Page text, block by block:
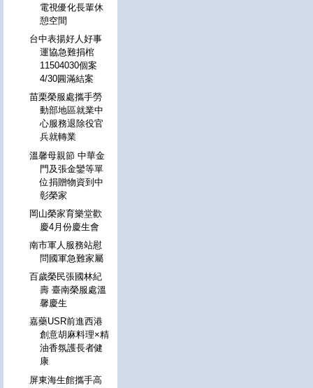
電視優化長輩休
憩空間
台中表揚好人好事
運協急難捐棺
11504030個案
4/30圓滿結案
苗栗榮服處攜手勞
動部地區就業中
心服務退除役官
兵就轉業
溫馨母親節 中華金
門及張金鑾等單
位捐贈物資到中
彰榮家
岡山榮家育樂堂歡
慶4月份慶生會
南市軍人服務站慰
問國軍急難家屬
百歲榮民張國林紀
壽 臺南榮服處溫
馨慶生
嘉藥USR前進西港
創意胡麻料理×精
油香氛護長者健
康
屏東海生館攜手高